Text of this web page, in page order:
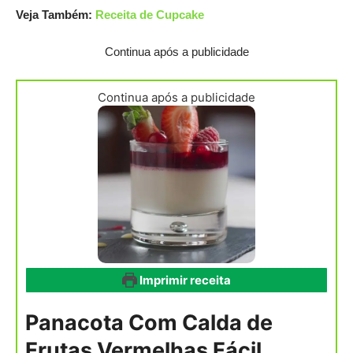
Veja Também: Receita de Cupcake
Continua após a publicidade
Continua após a publicidade
Imprimir receita
Panacota Com Calda de